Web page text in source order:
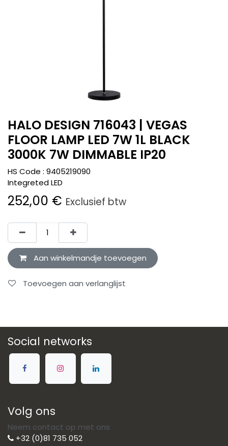
HALO DESIGN 716043 | VEGAS
FLOOR LAMP LED 7W 1L BLACK
3000K 7W DIMMABLE IP20
HS Code : 9405219090
Integreted LED
252,00 € Exclusief btw
Aan winkelmandje toevoegen
Toevoegen aan verlanglijst
Social networks
Volg ons
Neem contact op met ons
+32 (0)81 735 052